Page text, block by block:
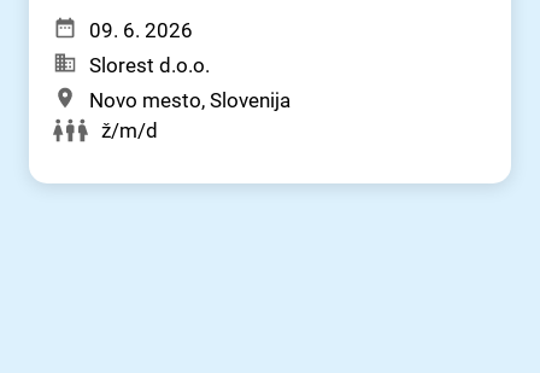
09. 6. 2026
Slorest d.o.o.
Novo mesto, Slovenija
ž/m/d